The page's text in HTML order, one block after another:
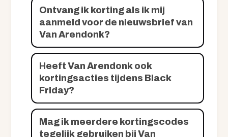
Ontvang ik korting als ik mij
aanmeld voor de nieuwsbrief van
Van Arendonk?
Heeft Van Arendonk ook
kortingsacties tijdens Black
Friday?
Mag ik meerdere kortingscodes
tegelijk gebruiken bij Van